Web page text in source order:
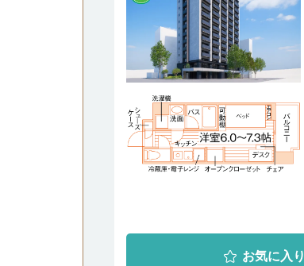
お気に入り